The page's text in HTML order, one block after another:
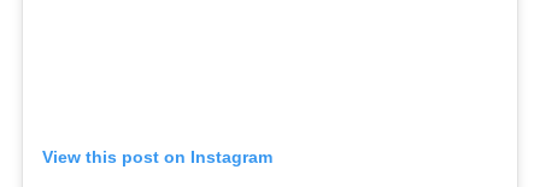
View this post on Instagram